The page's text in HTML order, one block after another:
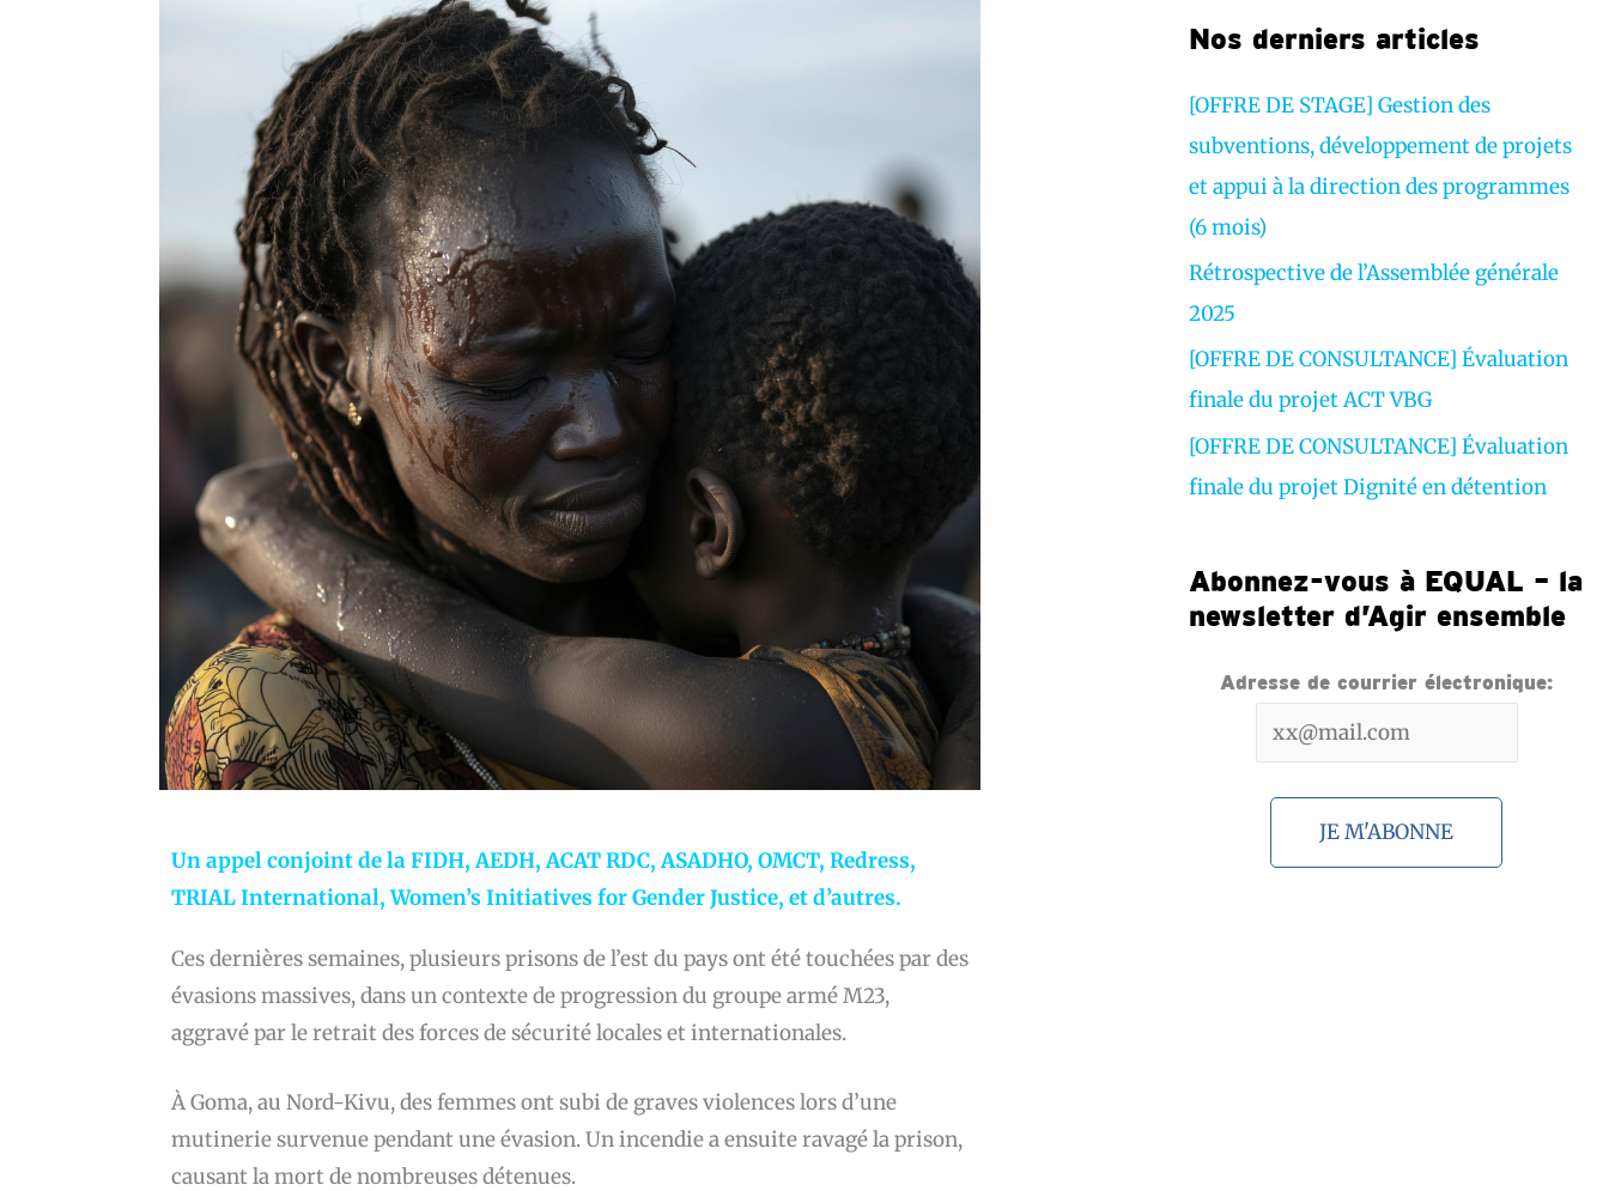
Un appel conjoint de la FIDH, AEDH, ACAT RDC, ASADHO, OMCT, Redress,
TRIAL International, Women’s Initiatives for Gender Justice, et d’autres.
Ces dernières semaines, plusieurs prisons de l’est du pays ont été touchées par des
évasions massives, dans un contexte de progression du groupe armé M23,
aggravé par le retrait des forces de sécurité locales et internationales.
À Goma, au Nord-Kivu, des femmes ont subi de graves violences lors d’une
mutinerie survenue pendant une évasion. Un incendie a ensuite ravagé la prison,
causant la mort de nombreuses détenues.
v
Nos derniers articles
[OFFRE DE STAGE] Gestion des
subventions, développement de projets
et appui à la direction des programmes
(6 mois)
Rétrospective de l’Assemblée générale
2025
[OFFRE DE CONSULTANCE] Évaluation
finale du projet ACT VBG
[OFFRE DE CONSULTANCE] Évaluation
finale du projet Dignité en détention
Abonnez-vous à EQUAL – la
newsletter d’Agir ensemble
Adresse de courrier électronique: